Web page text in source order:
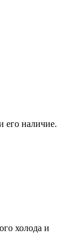
его наличие.
холода и